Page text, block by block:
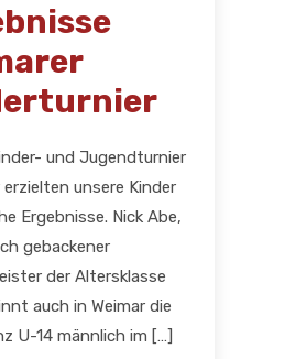
und Jugendturnier
erzielten unsere Kinder
Ergebnisse. Nick Abe,
gebackener
der Altersklasse
auch in Weimar die
U-14 männlich im […]